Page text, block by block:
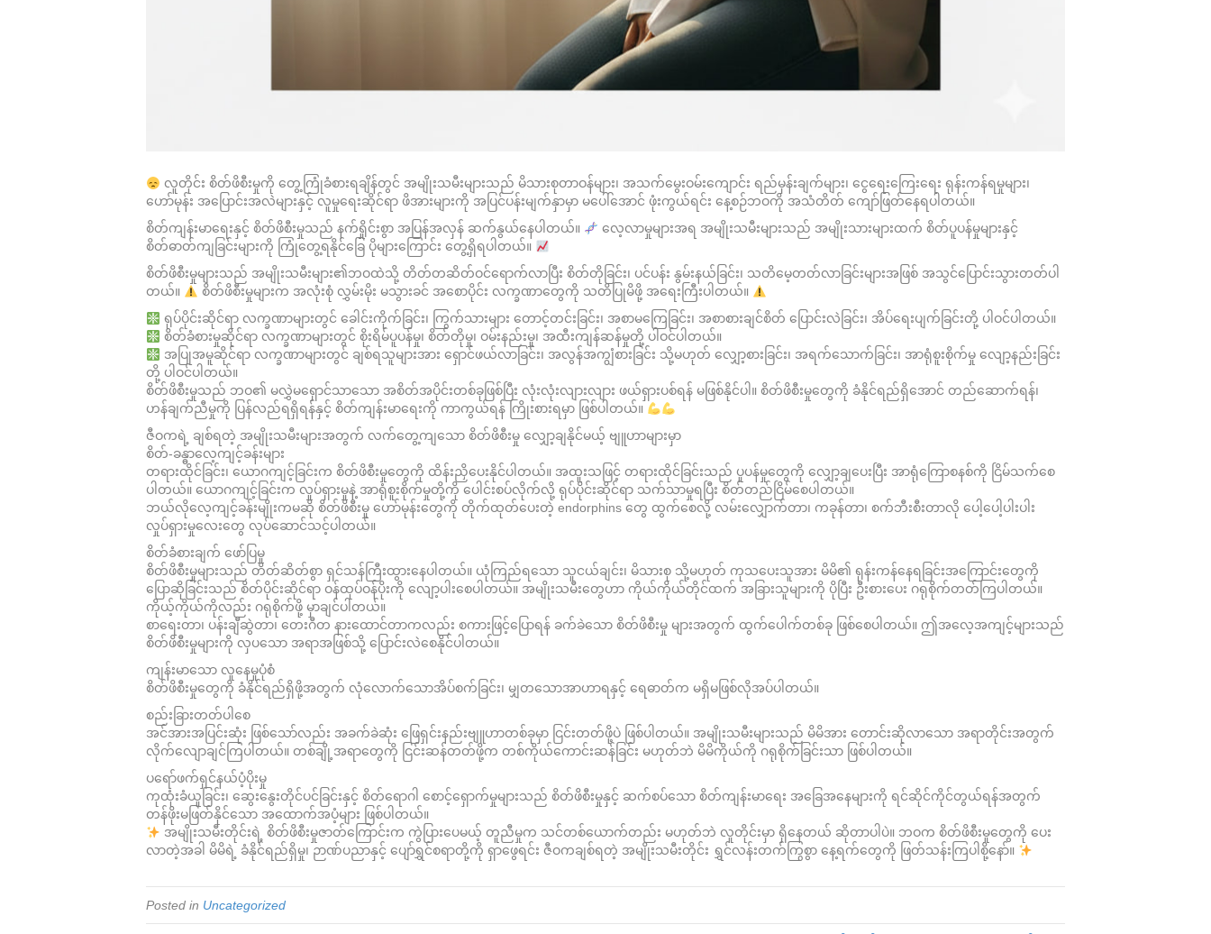
လူတိုင်း စိတ်ဖိစီးမှုကို တွေ့ကြုံခံစားရချိန်တွင် အမျိုးသမီးများသည် မိသားစုတာဝန်များ၊ အသက်မွေးဝမ်းကျောင်း ရည်မှန်းချက်များ၊ ငွေရေးကြေးရေး ရုန်းကန်ရမှုများ၊
ဟော်မုန်း အပြောင်းအလဲများနှင့် လူမှုရေးဆိုင်ရာ ဖိအားများကို အပြင်ပန်းမျက်နှာမှာ မပေါ်အောင် ဖုံးကွယ်ရင်း နေ့စဉ်ဘဝကို အသံတိတ် ကျော်ဖြတ်နေရပါတယ်။
စိတ်ကျန်းမာရေးနှင့် စိတ်ဖိစီးမှုသည် နက်ရှိုင်းစွာ အပြန်အလှန် ဆက်နွယ်နေပါတယ်။
လေ့လာမှုများအရ အမျိုးသမီးများသည် အမျိုးသားများထက် စိတ်ပူပန်မှုများနှင့်
စိတ်ဓာတ်ကျခြင်းများကို ကြုံတွေ့ရနိုင်ခြေ ပိုများကြောင်း တွေ့ရှိရပါတယ်။
စိတ်ဖိစီးမှုများသည် အမျိုးသမီးများ၏ဘဝထဲသို့ တိတ်တဆိတ်ဝင်ရောက်လာပြီး စိတ်တိုခြင်း၊ ပင်ပန်း နွမ်းနယ်ခြင်း၊ သတိမေ့တတ်လာခြင်းများအဖြစ် အသွင်ပြောင်းသွားတတ်ပါ
တယ်။
စိတ်ဖိစီးမှုများက အလုံးစုံ လွှမ်းမိုး မသွားခင် အစောပိုင်း လက္ခဏာတွေကို သတိပြုမိဖို့ အရေးကြီးပါတယ်။
ရုပ်ပိုင်းဆိုင်ရာ လက္ခဏာများတွင် ခေါင်းကိုက်ခြင်း၊ ကြွက်သားများ တောင့်တင်းခြင်း၊ အစာမကြေခြင်း၊ အစာစားချင်စိတ် ပြောင်းလဲခြင်း၊ အိပ်ရေးပျက်ခြင်းတို့ ပါဝင်ပါတယ်။
စိတ်ခံစားမှုဆိုင်ရာ လက္ခဏာများတွင် စိုးရိမ်ပူပန်မှု၊ စိတ်တိုမှု၊ ဝမ်းနည်းမှု၊ အထီးကျန်ဆန်မှုတို့ ပါဝင်ပါတယ်။
အပြုအမူဆိုင်ရာ လက္ခဏာများတွင် ချစ်ရသူများအား ရှောင်ဖယ်လာခြင်း၊ အလွန်အကျွံစားခြင်း သို့မဟုတ် လျှော့စားခြင်း၊ အရက်သောက်ခြင်း၊ အာရုံစူးစိုက်မှု လျော့နည်းခြင်း
တို့ ပါဝင်ပါတယ်။
စိတ်ဖိစီးမှုသည် ဘဝ၏ မလွှဲမရှောင်သာသော အစိတ်အပိုင်းတစ်ခုဖြစ်ပြီး လုံးလုံးလျားလျား ဖယ်ရှားပစ်ရန် မဖြစ်နိုင်ပါ။ စိတ်ဖိစီးမှုတွေကို ခံနိုင်ရည်ရှိအောင် တည်ဆောက်ရန်၊
ဟန်ချက်ညီမှုကို ပြန်လည်ရရှိရန်နှင့် စိတ်ကျန်းမာရေးကို ကာကွယ်ရန် ကြိုးစားရမှာ ဖြစ်ပါတယ်။
ဇီဝကရဲ့ ချစ်ရတဲ့ အမျိုးသမီးများအတွက် လက်တွေ့ကျသော စိတ်ဖိစီးမှု လျှော့ချနိုင်မယ့် ဗျူဟာများမှာ
စိတ်-ခန္ဓာလေ့ကျင့်ခန်းများ
တရားထိုင်ခြင်း၊ ယောဂကျင့်ခြင်းက စိတ်ဖိစီးမှုတွေကို ထိန်းညှိပေးနိုင်ပါတယ်။ အထူးသဖြင့် တရားထိုင်ခြင်းသည် ပူပန်မှုတွေကို လျှော့ချပေးပြီး အာရုံကြောစနစ်ကို ငြိမ်သက်စေ
ပါတယ်။ ယောဂကျင့်ခြင်းက လှုပ်ရှားမှုနဲ့ အာရုံစူးစိုက်မှုတို့ကို ပေါင်းစပ်လိုက်လို့ ရုပ်ပိုင်းဆိုင်ရာ သက်သာမှုရပြီး စိတ်တည်ငြိမ်စေပါတယ်။
ဘယ်လိုလေ့ကျင့်ခန်းမျိုးကမဆို စိတ်ဖိစီးမှု ဟော်မုန်းတွေကို တိုက်ထုတ်ပေးတဲ့ endorphins တွေ ထွက်စေလို့ လမ်းလျှောက်တာ၊ ကခုန်တာ၊ စက်ဘီးစီးတာလို ပေါ့ပေါ့ပါးပါး
လှုပ်ရှားမှုလေးတွေ လုပ်ဆောင်သင့်ပါတယ်။
စိတ်ခံစားချက် ဖော်ပြမှု
စိတ်ဖိစီးမှုများသည် တိတ်ဆိတ်စွာ ရှင်သန်ကြီးထွားနေပါတယ်။ ယုံကြည်ရသော သူငယ်ချင်း၊ မိသားစု သို့မဟုတ် ကုသပေးသူအား မိမိ၏ ရုန်းကန်နေရခြင်းအကြောင်းတွေကို
ပြောဆိုခြင်းသည် စိတ်ပိုင်းဆိုင်ရာ ဝန်ထုပ်ဝန်ပိုးကို လျော့ပါးစေပါတယ်။ အမျိုးသမီးတွေဟာ ကိုယ်ကိုယ်တိုင်ထက် အခြားသူများကို ပိုပြီး ဦးစားပေး ဂရုစိုက်တတ်ကြပါတယ်။
ကိုယ့်ကိုယ်ကိုလည်း ဂရုစိုက်ဖို့ မှာချင်ပါတယ်။
စာရေးတာ၊ ပန်းချီဆွဲတာ၊ တေးဂီတ နားထောင်တာကလည်း စကားဖြင့်ပြောရန် ခက်ခဲသော စိတ်ဖိစီးမှု များအတွက် ထွက်ပေါက်တစ်ခု ဖြစ်စေပါတယ်။ ဤအလေ့အကျင့်များသည်
စိတ်ဖိစီးမှုများကို လှပသော အရာအဖြစ်သို့ ပြောင်းလဲစေနိုင်ပါတယ်။
ကျန်းမာသော လူနေမှုပုံစံ
စိတ်ဖိစီးမှုတွေကို ခံနိုင်ရည်ရှိဖို့အတွက် လုံလောက်သောအိပ်စက်ခြင်း၊ မျှတသောအာဟာရနှင့် ရေဓာတ်က မရှိမဖြစ်လိုအပ်ပါတယ်။
စည်းခြားတတ်ပါစေ
အင်အားအပြင်းဆုံး ဖြစ်သော်လည်း အခက်ခဲဆုံး ဖြေရှင်းနည်းဗျူဟာတစ်ခုမှာ ငြင်းတတ်ဖို့ပဲ ဖြစ်ပါတယ်။ အမျိုးသမီးများသည် မိမိအား တောင်းဆိုလာသော အရာတိုင်းအတွက်
လိုက်လျောချင်ကြပါတယ်။ တစ်ချို့အရာတွေကို ငြင်းဆန်တတ်ဖို့က တစ်ကိုယ်ကောင်းဆန်ခြင်း မဟုတ်ဘဲ မိမိကိုယ်ကို ဂရုစိုက်ခြင်းသာ ဖြစ်ပါတယ်။
ပရော်ဖက်ရှင်နယ်ပံ့ပိုးမှု
ကုထုံးခံယူခြင်း၊ ဆွေးနွေးတိုင်ပင်ခြင်းနှင့် စိတ်ရောဂါ စောင့်ရှောက်မှုများသည် စိတ်ဖိစီးမှုနှင့် ဆက်စပ်သော စိတ်ကျန်းမာရေး အခြေအနေများကို ရင်ဆိုင်ကိုင်တွယ်ရန်အတွက်
တန်ဖိုးမဖြတ်နိုင်သော အထောက်အပံ့များ ဖြစ်ပါတယ်။
အမျိုးသမီးတိုင်းရဲ့ စိတ်ဖိစီးမှုဇာတ်ကြောင်းက ကွဲပြားပေမယ့် တူညီမှုက သင်တစ်ယောက်တည်း မဟုတ်ဘဲ လူတိုင်းမှာ ရှိနေတယ် ဆိုတာပါပဲ။ ဘဝက စိတ်ဖိစီးမှုတွေကို ပေး
လာတဲ့အခါ မိမိရဲ့ ခံနိုင်ရည်ရှိမှု၊ ဉာဏ်ပညာနှင့် ပျော်ရွှင်စရာတို့ကို ရှာဖွေရင်း ဇီဝကချစ်ရတဲ့ အမျိုးသမီးတိုင်း ရွှင်လန်းတက်ကြွစွာ နေ့ရက်တွေကို ဖြတ်သန်းကြပါစို့နော်။
Posted in Uncategorized